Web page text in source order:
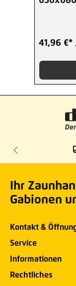
41,96 €*
Ihr
Gabionen
Kontakt &
Service
Informationen
Rechtliches